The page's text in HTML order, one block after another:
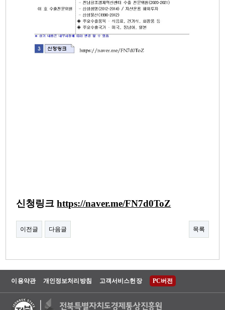
신청링크https://naver.me/FN7d0ToZ
이전글 다음글 목록
이용약관 개인정보처리방침 고객서비스헌장 PC버전